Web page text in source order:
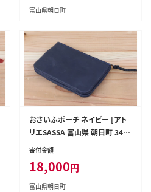
富山県朝日町
おさいふポーチ ネイビー [アト
リエSASSA 富山県 朝日町 3431
0067]
寄付金額
18,000円
富山県朝日町